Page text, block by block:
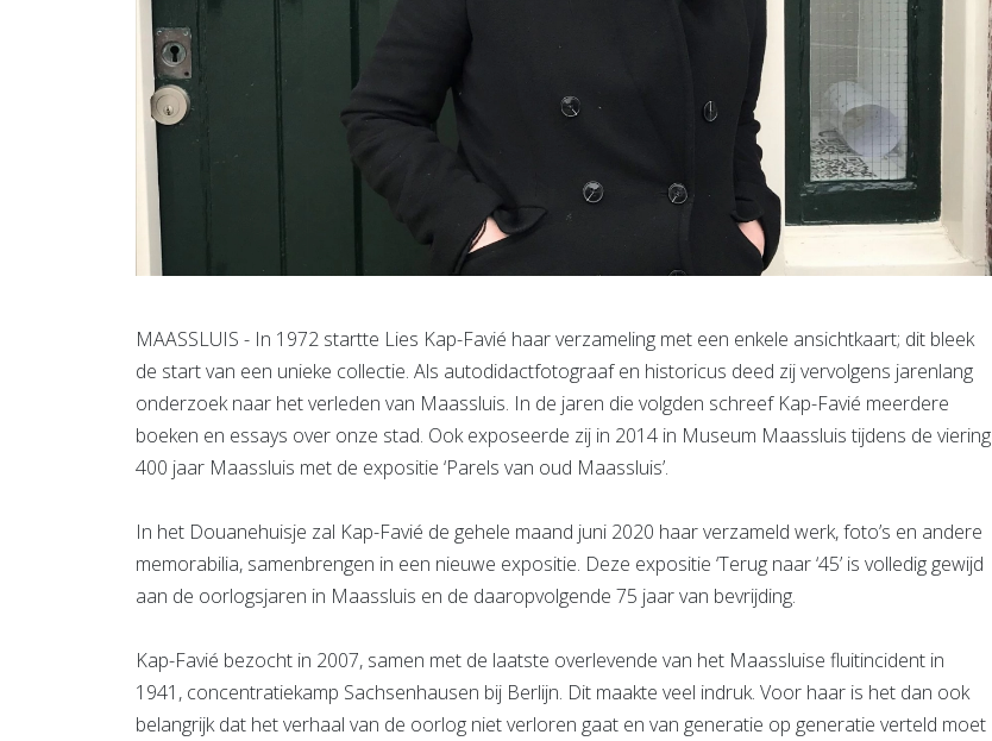
MAASSLUIS - In 1972 startte Lies Kap-Favié haar verzameling met een enkele ansichtkaart; dit bleek
de start van een unieke collectie. Als autodidactfotograaf en historicus deed zij vervolgens jarenlang
onderzoek naar het verleden van Maassluis. In de jaren die volgden schreef Kap-Favié meerdere
boeken en essays over onze stad. Ook exposeerde zij in 2014 in Museum Maassluis tijdens de viering
400 jaar Maassluis met de expositie ‘Parels van oud Maassluis’.
In het Douanehuisje zal Kap-Favié de gehele maand juni 2020 haar verzameld werk, foto’s en andere
memorabilia, samenbrengen in een nieuwe expositie. Deze expositie ‘Terug naar ‘45’ is volledig gewijd
aan de oorlogsjaren in Maassluis en de daaropvolgende 75 jaar van bevrijding.
Kap-Favié bezocht in 2007, samen met de laatste overlevende van het Maassluise fluitincident in
1941, concentratiekamp Sachsenhausen bij Berlijn. Dit maakte veel indruk. Voor haar is het dan ook
belangrijk dat het verhaal van de oorlog niet verloren gaat en van generatie op generatie verteld moet